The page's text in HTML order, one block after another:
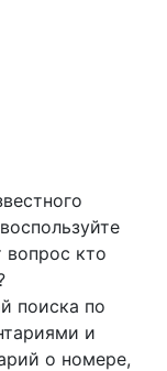
вопрос кто
поиска по
и
о номере,